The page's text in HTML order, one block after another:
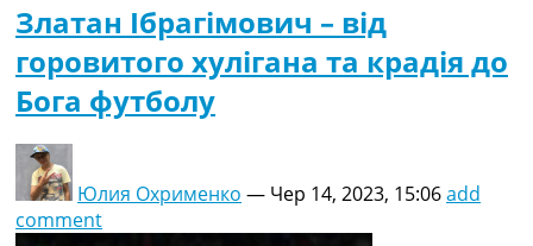
Златан Ібрагімович – від
горовитого хулігана та крадія до
Бога футболу
Юлия Охрименко — Чер 14, 2023, 15:06add
comment